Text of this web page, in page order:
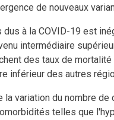
de nouveaux
à la COVID-19 est
intermédiaire
des taux de
inférieur des autres
la variation du nombre
telles que